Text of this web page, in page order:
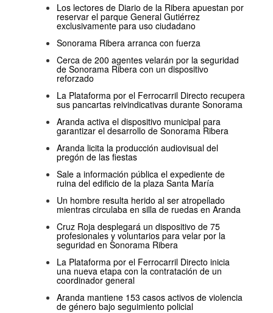
Los lectores de Diario de la Ribera apuestan por
reservar el parque General Gutiérrez
exclusivamente para uso ciudadano
Sonorama Ribera arranca con fuerza
Cerca de 200 agentes velarán por la seguridad
de Sonorama Ribera con un dispositivo
reforzado
La Plataforma por el Ferrocarril Directo recupera
sus pancartas reivindicativas durante Sonorama
Aranda activa el dispositivo municipal para
garantizar el desarrollo de Sonorama Ribera
Aranda licita la producción audiovisual del
pregón de las fiestas
Sale a información pública el expediente de
ruina del edificio de la plaza Santa María
Un hombre resulta herido al ser atropellado
mientras circulaba en silla de ruedas en Aranda
Cruz Roja desplegará un dispositivo de 75
profesionales y voluntarios para velar por la
seguridad en Sonorama Ribera
La Plataforma por el Ferrocarril Directo inicia
una nueva etapa con la contratación de un
coordinador general
Aranda mantiene 153 casos activos de violencia
de género bajo seguimiento policial